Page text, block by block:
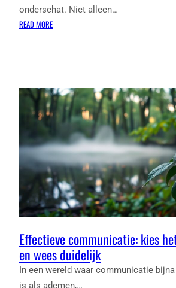
onderschat. Niet alleen…
READ MORE:
COMFORTABEL
EN
DUURZAAM
Effectieve communicatie: kies
en wees duidelijk
In een wereld waar communicatie